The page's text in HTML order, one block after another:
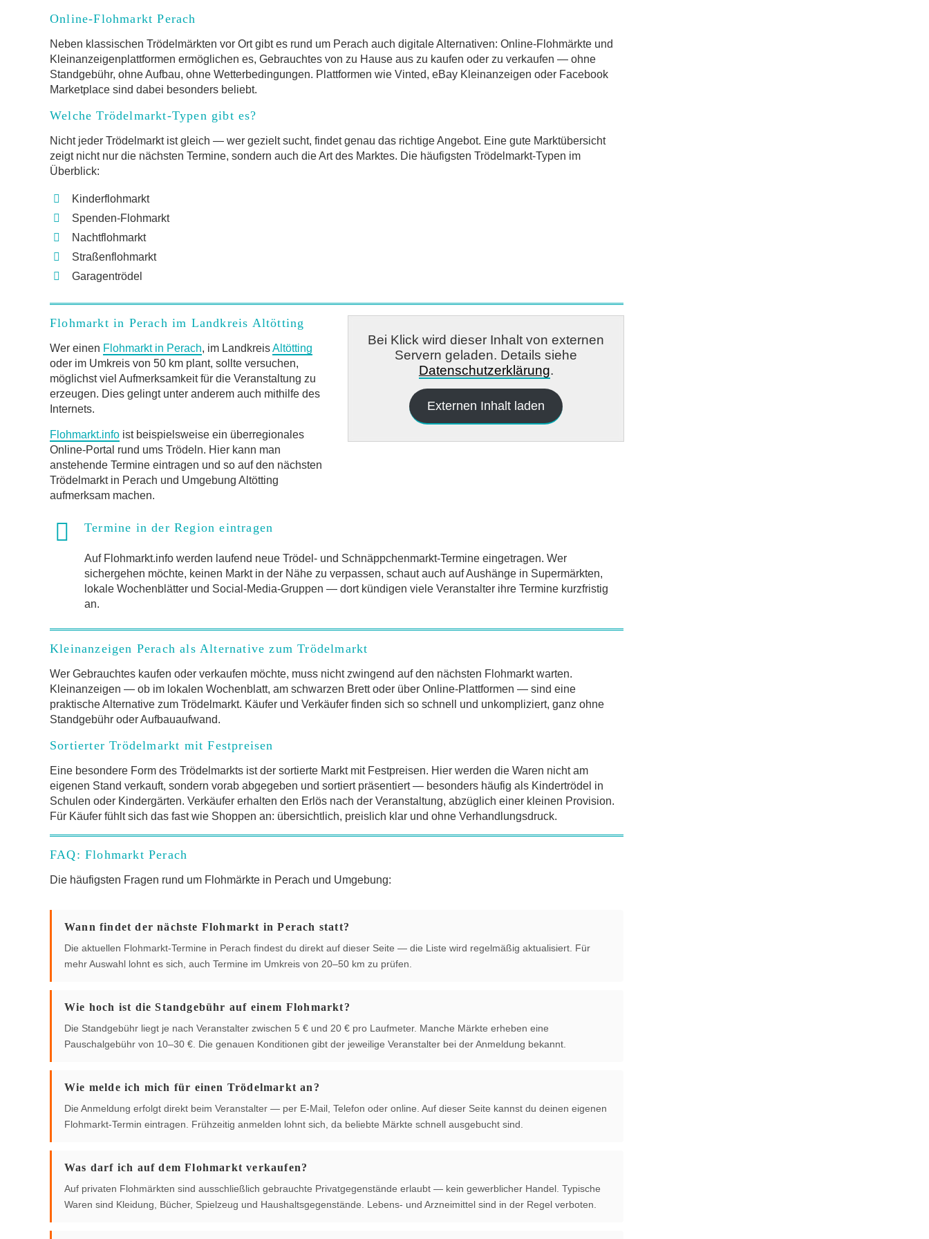
Online-Flohmarkt Perach
Neben klassischen Trödelmärkten vor Ort gibt es rund um Perach auch digitale Alternativen: Online-Flohmärkte und
Kleinanzeigenplattformen ermöglichen es, Gebrauchtes von zu Hause aus zu kaufen oder zu verkaufen — ohne
Standgebühr, ohne Aufbau, ohne Wetterbedingungen. Plattformen wie Vinted, eBay Kleinanzeigen oder Facebook
Marketplace sind dabei besonders beliebt.
Welche Trödelmarkt-Typen gibt es?
Nicht jeder Trödelmarkt ist gleich — wer gezielt sucht, findet genau das richtige Angebot. Eine gute Marktübersicht
zeigt nicht nur die nächsten Termine, sondern auch die Art des Marktes. Die häufigsten Trödelmarkt-Typen im
Überblick:
Kinderflohmarkt
Spenden-Flohmarkt
Nachtflohmarkt
Straßenflohmarkt
Garagentrödel
Flohmarkt in Perach im Landkreis Altötting
Wer einen Flohmarkt in Perach, im LandkreisAltötting
oder im Umkreis von 50 km plant, sollte versuchen,
möglichst viel Aufmerksamkeit für die Veranstaltung zu
erzeugen. Dies gelingt unter anderem auch mithilfe des
Internets.
Flohmarkt.info ist beispielsweise ein überregionales
Online-Portal rund ums Trödeln. Hier kann man
anstehende Termine eintragen und so auf den nächsten
Trödelmarkt in Perach und Umgebung Altötting
aufmerksam machen.
Bei Klick wird dieser Inhalt von externen
Servern geladen. Details siehe
Datenschutzerklärung.
Externen Inhalt laden
Termine in der Region eintragen
Auf Flohmarkt.info werden laufend neue Trödel- und Schnäppchenmarkt-Termine eingetragen. Wer
sichergehen möchte, keinen Markt in der Nähe zu verpassen, schaut auch auf Aushänge in Supermärkten,
lokale Wochenblätter und Social-Media-Gruppen — dort kündigen viele Veranstalter ihre Termine kurzfristig
an.
Kleinanzeigen Perach als Alternative zum Trödelmarkt
Wer Gebrauchtes kaufen oder verkaufen möchte, muss nicht zwingend auf den nächsten Flohmarkt warten.
Kleinanzeigen — ob im lokalen Wochenblatt, am schwarzen Brett oder über Online-Plattformen — sind eine
praktische Alternative zum Trödelmarkt. Käufer und Verkäufer finden sich so schnell und unkompliziert, ganz ohne
Standgebühr oder Aufbauaufwand.
Sortierter Trödelmarkt mit Festpreisen
Eine besondere Form des Trödelmarkts ist der sortierte Markt mit Festpreisen. Hier werden die Waren nicht am
eigenen Stand verkauft, sondern vorab abgegeben und sortiert präsentiert — besonders häufig als Kindertrödel in
Schulen oder Kindergärten. Verkäufer erhalten den Erlös nach der Veranstaltung, abzüglich einer kleinen Provision.
Für Käufer fühlt sich das fast wie Shoppen an: übersichtlich, preislich klar und ohne Verhandlungsdruck.
FAQ: Flohmarkt Perach
Die häufigsten Fragen rund um Flohmärkte in Perach und Umgebung:
Wann findet der nächste Flohmarkt in Perach statt?
Die aktuellen Flohmarkt-Termine in Perach findest du direkt auf dieser Seite — die Liste wird regelmäßig aktualisiert. Für
mehr Auswahl lohnt es sich, auch Termine im Umkreis von 20–50 km zu prüfen.
Wie hoch ist die Standgebühr auf einem Flohmarkt?
Die Standgebühr liegt je nach Veranstalter zwischen 5 € und 20 € pro Laufmeter. Manche Märkte erheben eine
Pauschalgebühr von 10–30 €. Die genauen Konditionen gibt der jeweilige Veranstalter bei der Anmeldung bekannt.
Wie melde ich mich für einen Trödelmarkt an?
Die Anmeldung erfolgt direkt beim Veranstalter — per E-Mail, Telefon oder online. Auf dieser Seite kannst du deinen eigenen
Flohmarkt-Termin eintragen. Frühzeitig anmelden lohnt sich, da beliebte Märkte schnell ausgebucht sind.
Was darf ich auf dem Flohmarkt verkaufen?
Auf privaten Flohmärkten sind ausschließlich gebrauchte Privatgegenstände erlaubt — kein gewerblicher Handel. Typische
Waren sind Kleidung, Bücher, Spielzeug und Haushaltsgegenstände. Lebens- und Arzneimittel sind in der Regel verboten.